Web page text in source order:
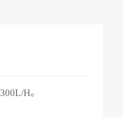
300L/H。